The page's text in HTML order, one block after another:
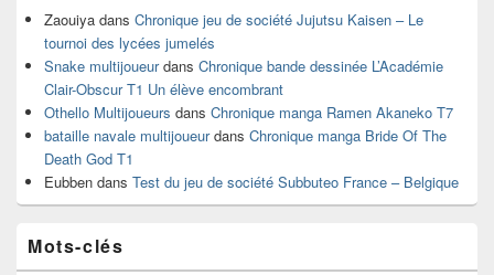
Zaouiya dans Chronique jeu de société Jujutsu Kaisen – Le
tournoi des lycées jumelés
Snake multijoueurdans Chronique bande dessinée L’Académie
Clair-Obscur T1 Un élève encombrant
Othello Multijoueurs dans Chronique manga Ramen Akaneko T7
bataille navale multijoueurdans Chronique manga Bride Of The
Death God T1
Eubben dans Test du jeu de société Subbuteo France – Belgique
Mots-clés